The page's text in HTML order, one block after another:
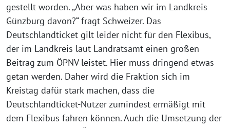
gestellt worden. „Aber was haben wir im Landkreis
Günzburg davon?“ fragt Schweizer. Das
Deutschlandticket gilt leider nicht für den Flexibus,
der im Landkreis laut Landratsamt einen großen
Beitrag zum ÖPNV leistet. Hier muss dringend etwas
getan werden. Daher wird die Fraktion sich im
Kreistag dafür stark machen, dass die
Deutschlandticket-Nutzer zumindest ermäßigt mit
dem Flexibus fahren können. Auch die Umsetzung der